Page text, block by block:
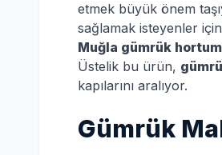
etmek büyük önem
sağlamak isteyenler için
Muğla gümrük
Üstelik bu ürün,
kapılarını aralıyor.
Gümrük